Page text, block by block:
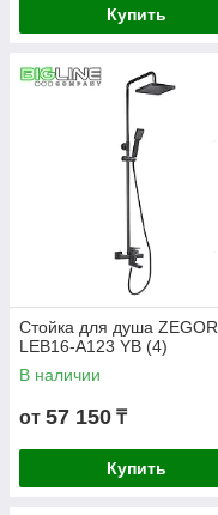
Купить
Стойка для душа ZEGOR
LEB16-A123 YB (4)
В наличии
от 57 150 ₸
Купить